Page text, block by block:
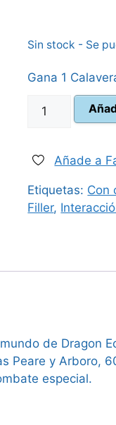
Sin stock - Se
Gana 1
Dragon
Academy
Peare
vs
Añade a
Etiquetas: Con
Filler,
de Dragon
Peare y Arboro,
especial.